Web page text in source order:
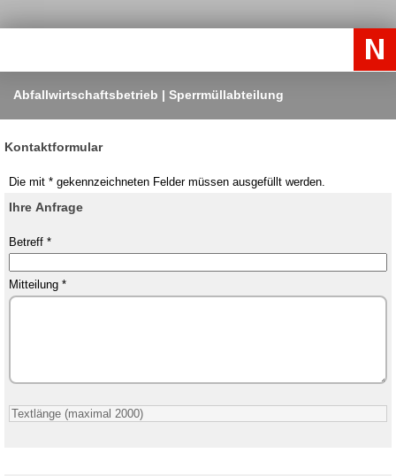
Abfallwirtschaftsbetrieb | Sperrmüllabteilung
Kontaktformular
Die mit * gekennzeichneten Felder müssen ausgefüllt werden.
Ihre Anfrage
Betreff *
Mitteilung *